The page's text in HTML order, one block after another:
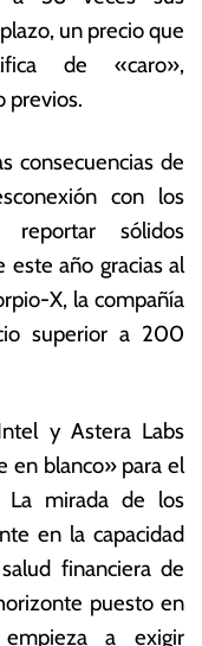
un precio que
de «caro»,
previos.
consecuencias de
con los
sólidos
año gracias al
X, la compañía
superior a 200
y Astera Labs
en blanco» para el
La mirada de los
en la capacidad
financiera de
puesto en
a exigir